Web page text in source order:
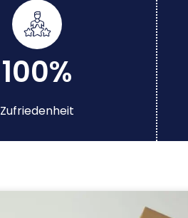
100%
Zufriedenheit